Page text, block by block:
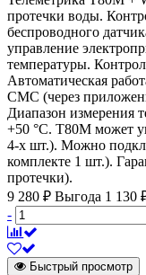
протечки воды.
беспроводного
управление
температуры.
Автоматическая
СМС (через
Диапазон измерения
+50 °C. Т80M может
4-х шт.). Можно
комплекте 1 шт.).
протечки).
9 280 ₽ Выгода 1 130
-
Быстрый просмотр